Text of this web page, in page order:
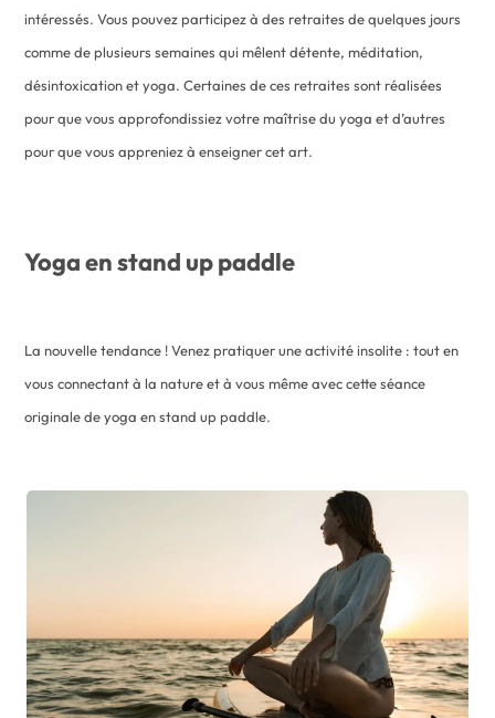
intéressés. Vous pouvez participez à des retraites de quelques jours
comme de plusieurs semaines qui mêlent détente, méditation,
désintoxication et yoga. Certaines de ces retraites sont réalisées
pour que vous approfondissiez votre maîtrise du yoga et d’autres
pour que vous appreniez à enseigner cet art.
Yoga en stand up paddle
La nouvelle tendance ! Venez pratiquer une activité insolite : tout en
vous connectant à la nature et à vous même avec cette séance
originale de yoga en stand up paddle.